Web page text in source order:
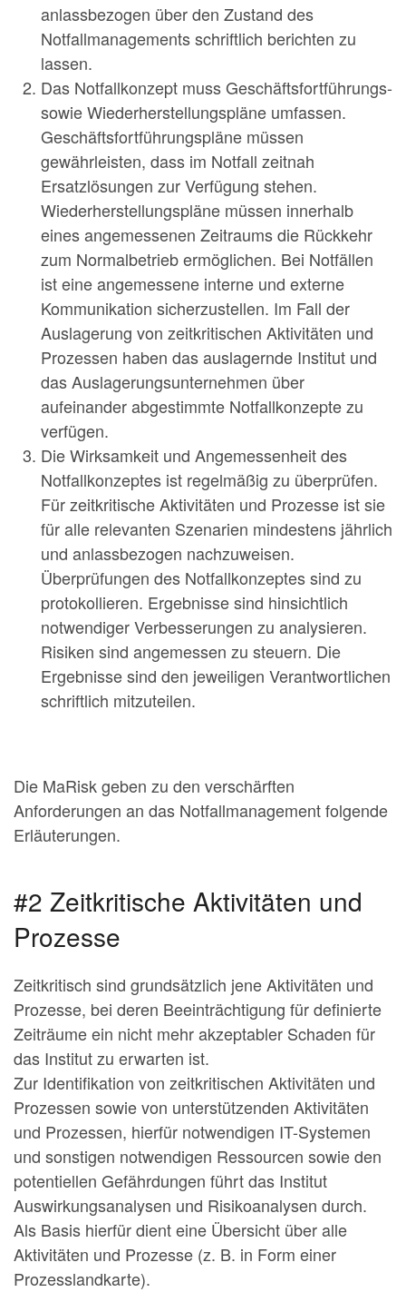
anlassbezogen über den Zustand des
Notfallmanagements schriftlich berichten zu
lassen.
Das Notfallkonzept muss Geschäftsfortführungs-
sowie Wiederherstellungspläne umfassen.
Geschäftsfortführungspläne müssen
gewährleisten, dass im Notfall zeitnah
Ersatzlösungen zur Verfügung stehen.
Wiederherstellungspläne müssen innerhalb
eines angemessenen Zeitraums die Rückkehr
zum Normalbetrieb ermöglichen. Bei Notfällen
ist eine angemessene interne und externe
Kommunikation sicherzustellen. Im Fall der
Auslagerung von zeitkritischen Aktivitäten und
Prozessen haben das auslagernde Institut und
das Auslagerungsunternehmen über
aufeinander abgestimmte Notfallkonzepte zu
verfügen.
Die Wirksamkeit und Angemessenheit des
Notfallkonzeptes ist regelmäßig zu überprüfen.
Für zeitkritische Aktivitäten und Prozesse ist sie
für alle relevanten Szenarien mindestens jährlich
und anlassbezogen nachzuweisen.
Überprüfungen des Notfallkonzeptes sind zu
protokollieren. Ergebnisse sind hinsichtlich
notwendiger Verbesserungen zu analysieren.
Risiken sind angemessen zu steuern. Die
Ergebnisse sind den jeweiligen Verantwortlichen
schriftlich mitzuteilen.
Die MaRisk geben zu den verschärften
Anforderungen an das Notfallmanagement folgende
Erläuterungen.
#2 Zeitkritische Aktivitäten und
Prozesse
Zeitkritisch sind grundsätzlich jene Aktivitäten und
Prozesse, bei deren Beeinträchtigung für definierte
Zeiträume ein nicht mehr akzeptabler Schaden für
das Institut zu erwarten ist.
Zur Identifikation von zeitkritischen Aktivitäten und
Prozessen sowie von unterstützenden Aktivitäten
und Prozessen, hierfür notwendigen IT-Systemen
und sonstigen notwendigen Ressourcen sowie den
potentiellen Gefährdungen führt das Institut
Auswirkungsanalysen und Risikoanalysen durch.
Als Basis hierfür dient eine Übersicht über alle
Aktivitäten und Prozesse (z. B. in Form einer
Prozesslandkarte).